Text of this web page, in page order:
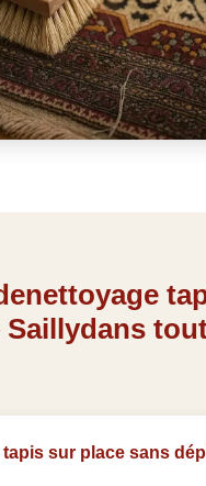
tapis sur place sans